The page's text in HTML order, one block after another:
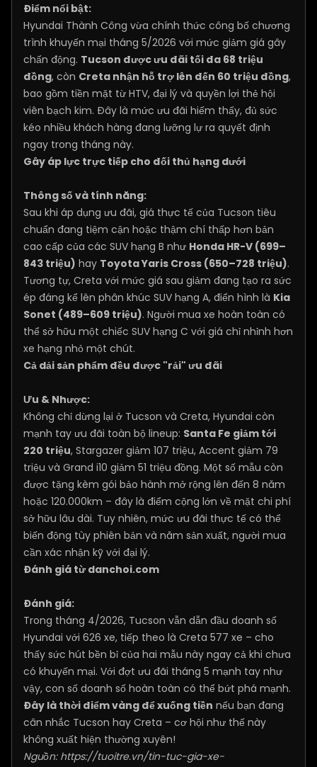
Điểm nổi bật:
Hyundai Thành Công vừa chính thức công bố chương
trình khuyến mại tháng 5/2026 với mức giảm giá gây
chấn động. Tucson được ưu đãi tối đa 68 triệu
đồng, còn Creta nhận hỗ trợ lên đến 60 triệu đồng,
bao gồm tiền mặt từ HTV, đại lý và quyền lợi thẻ hội
viên bạch kim. Đây là mức ưu đãi hiếm thấy, đủ sức
kéo nhiều khách hàng đang lưỡng lự ra quyết định
ngay trong tháng này.
Gây áp lực trực tiếp cho đối thủ hạng dưới
Thông số và tính năng:
Sau khi áp dụng ưu đãi, giá thực tế của Tucson tiêu
chuẩn đang tiệm cận hoặc thậm chí thấp hơn bản
cao cấp của các SUV hạng B như Honda HR-V (699–
843 triệu) hay Toyota Yaris Cross (650–728 triệu).
Tương tự, Creta với mức giá sau giảm đang tạo ra sức
ép đáng kể lên phân khúc SUV hạng A, điển hình là Kia
Sonet (489–609 triệu). Người mua xe hoàn toàn có
thể sở hữu một chiếc SUV hạng C với giá chỉ nhỉnh hơn
xe hạng nhỏ một chút.
Cả dải sản phẩm đều được "rải" ưu đãi
Ưu & Nhược:
Không chỉ dừng lại ở Tucson và Creta, Hyundai còn
mạnh tay ưu đãi toàn bộ lineup: Santa Fe giảm tới
220 triệu, Stargazer giảm 107 triệu, Accent giảm 79
triệu và Grand i10 giảm 51 triệu đồng. Một số mẫu còn
được tặng kèm gói bảo hành mở rộng lên đến 8 năm
hoặc 120.000km – đây là điểm cộng lớn về mặt chi phí
sở hữu lâu dài. Tuy nhiên, mức ưu đãi thực tế có thể
biến động tùy phiên bản và năm sản xuất, người mua
cần xác nhận kỹ với đại lý.
Đánh giá từ danchoi.com
Đánh giá:
Trong tháng 4/2026, Tucson vẫn dẫn đầu doanh số
Hyundai với 626 xe, tiếp theo là Creta 577 xe – cho
thấy sức hút bền bỉ của hai mẫu này ngay cả khi chưa
có khuyến mại. Với đợt ưu đãi tháng 5 mạnh tay như
vậy, con số doanh số hoàn toàn có thể bứt phá mạnh.
Đây là thời điểm vàng để xuống tiền nếu bạn đang
cân nhắc Tucson hay Creta – cơ hội như thế này
không xuất hiện thường xuyên!
Nguồn: https://tuoitre.vn/tin-tuc-gia-xe-